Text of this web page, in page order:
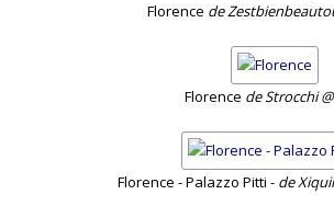
Florence de
Florence de Strocchi
Florence - Palazzo Pitti - de